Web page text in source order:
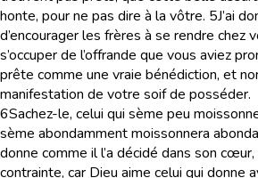
honte, pour ne pas dire à la vôtre. 5J’ai
d’encourager les frères à se rendre chez
s’occuper de l’offrande que vous aviez
prête comme une vraie bénédiction, et
manifestation de votre soif de posséder.
6Sachez-le, celui qui sème peu
sème abondamment moissonnera
donne comme il l’a décidé dans son
contrainte, car Dieu aime celui qui donne